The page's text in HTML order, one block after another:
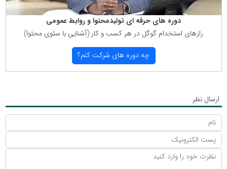
دوره های حرفه ای تولیدمحتوا و روابط عمومی
رازهای استخدام گوگل در هر كسب و كار (آشنایی با سئوی محتوا)
چه دوره های شركت كنم؟
ارسال نظر